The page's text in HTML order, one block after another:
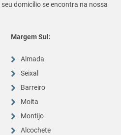
domicílio se encontra na nossa
Margem Sul:
Almada
Seixal
Barreiro
Moita
Montijo
Alcochete